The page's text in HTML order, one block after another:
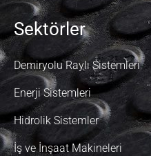
Sektörler
Demiryolu Raylı Sistemleri
Enerji Sistemleri
Hidrolik Sistemler
İş ve İnşaat Makineleri